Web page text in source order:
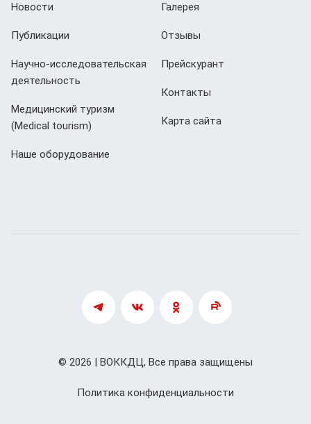
Новости
Публикации
Научно-исследовательская
деятельность
Медицинский туризм
(Мedical tourism)
Наше оборудование
Галерея
Отзывы
Прейскурант
Контакты
Карта сайта
Политика конфиденциальности
© 2026 | ВОККДЦ, Все права защищены